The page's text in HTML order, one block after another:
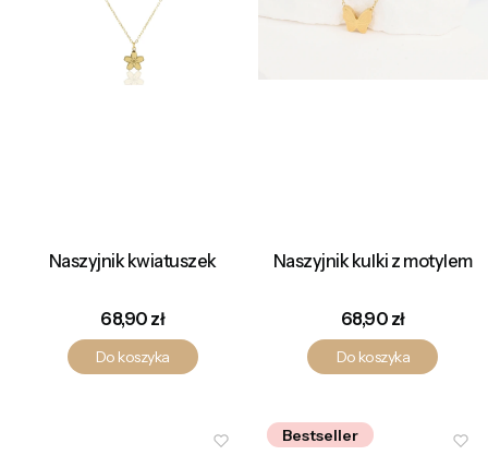
Naszyjnik kwiatuszek
Cena
68,90 zł
Do koszyka
Naszyjnik kulki z motylem
Cena
68,90 zł
Do koszyka
Bestseller